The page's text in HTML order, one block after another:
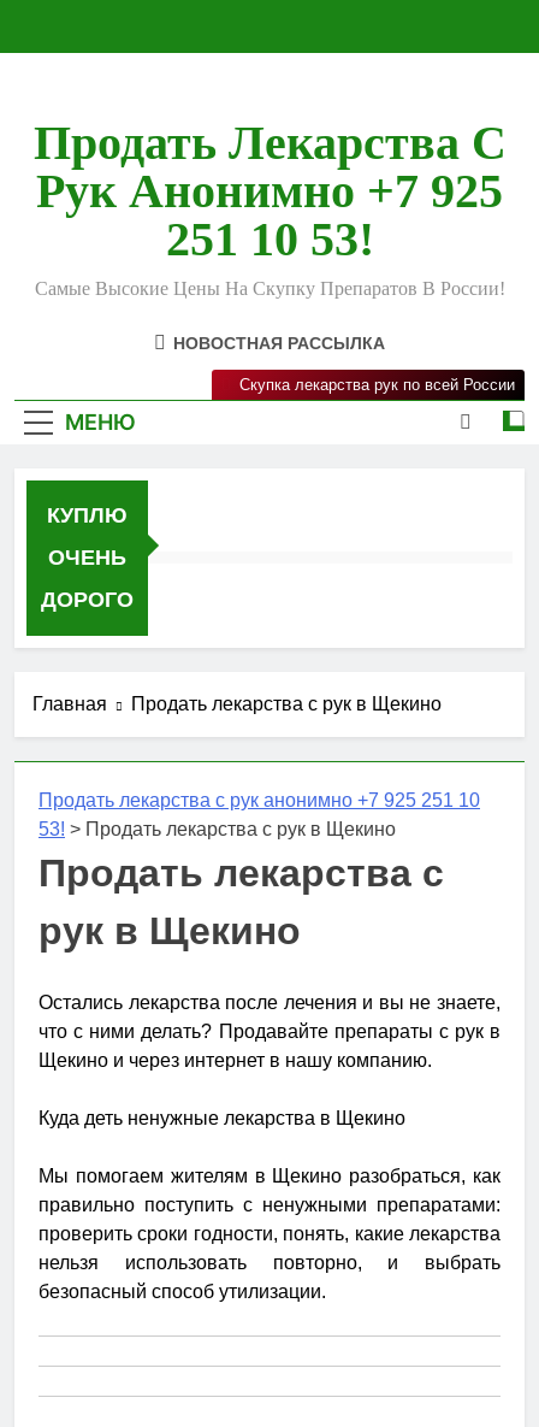
Продать Лекарства С
Рук Анонимно +7 925
251 10 53!
Самые Высокие Цены На Скупку Препаратов В России!
НОВОСТНАЯ РАССЫЛКА
МЕНЮ
Скупка лекарства рук по всей России
КУПЛЮ
ОЧЕНЬ
ДОРОГО
Главная Продать лекарства с рук в Щекино
Продать лекарства с рук анонимно +7 925 251 10
53! > Продать лекарства с рук в Щекино
Продать лекарства с
рук в Щекино
Остались лекарства после лечения и вы не знаете,
что с ними делать? Продавайте препараты с рук в
Щекино и через интернет в нашу компанию.
Куда деть ненужные лекарства в Щекино
Мы помогаем жителям в Щекино разобраться, как
правильно поступить с ненужными препаратами:
проверить сроки годности, понять, какие лекарства
нельзя использовать повторно, и выбрать
безопасный способ утилизации.